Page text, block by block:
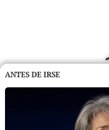
ANTES DE IRSE